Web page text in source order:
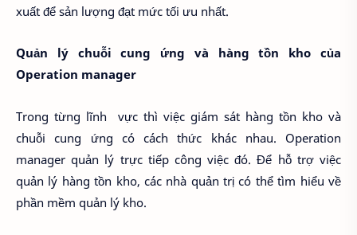
xuất để sản lượng đạt mức tối ưu nhất.
Quản lý chuỗi cung ứng và hàng tồn kho của
Operation manager
Trong từng lĩnh vực thì việc giám sát hàng tồn kho và
chuỗi cung ứng có cách thức khác nhau. Operation
manager quản lý trực tiếp công việc đó. Để hỗ trợ việc
quản lý hàng tồn kho, các nhà quản trị có thể tìm hiểu về
phần mềm quản lý kho.